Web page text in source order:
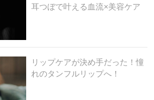
耳つぼで叶える血流×美容ケア
リップケアが決め手だった！憧
れのタンフルリップへ！